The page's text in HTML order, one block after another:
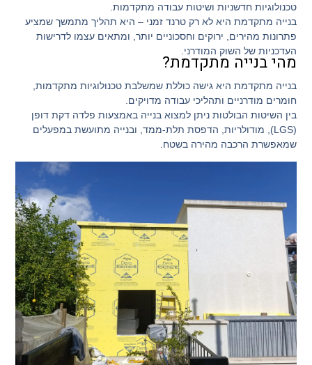
טכנולוגיות חדשניות ושיטות עבודה מתקדמות.
בנייה מתקדמת היא לא רק טרנד זמני – היא תהליך מתמשך שמציע
פתרונות מהירים, ירוקים וחסכוניים יותר, ומתאים עצמו לדרישות
העדכניות של השוק המודרני.
מהי בנייה מתקדמת?
בנייה מתקדמת היא גישה כוללת שמשלבת טכנולוגיות מתקדמות,
חומרים מודרניים ותהליכי עבודה מדויקים.
בין השיטות הבולטות ניתן למצוא בנייה באמצעות פלדה דקת דופן
(LGS), מודולריות, הדפסת תלת-ממד, ובנייה מתועשת במפעלים
שמאפשרת הרכבה מהירה בשטח.